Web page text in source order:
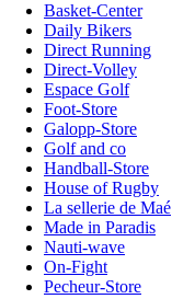
Basket-Center
Daily Bikers
Direct Running
Direct-Volley
Espace Golf
Foot-Store
Galopp-Store
Golf and co
Handball-Store
House of Rugby
La sellerie de Maé
Made in Paradis
Nauti-wave
On-Fight
Pecheur-Store